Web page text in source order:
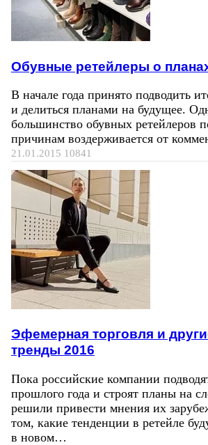
Обувные ретейлеры о
В начале года принято подводить
и делиться планами на будущее.
большинство обувных ретейлеров
причинам воздерживается от
21.01.2015 10841
Эфемерная торговля и
тренды 2016
Пока российские компании
прошлого года и строят планы на
решили привести мнения их
том, какие тенденции в ретейле
в новом…